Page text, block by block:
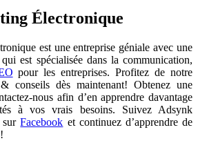
Électronique
est une entreprise géniale avec une
est spécialisée dans la communication,
pour les entreprises. Profitez de notre
conseils dès maintenant! Obtenez une
nous afin d’en apprendre davantage
à vos vrais besoins. Suivez Adsynk
surFacebook et continuez d’apprendre de